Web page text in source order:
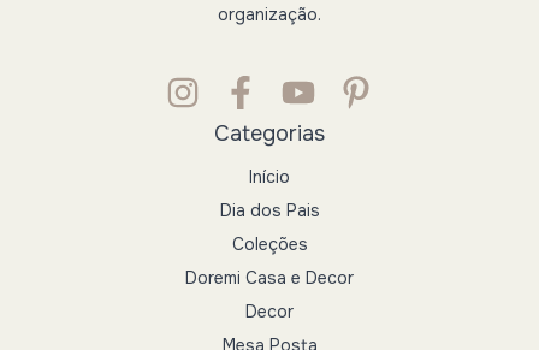
organização.
Categorias
Início
Dia dos Pais
Coleções
Doremi Casa e Decor
Decor
Mesa Posta